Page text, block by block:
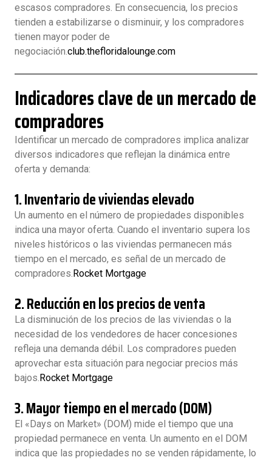
escasos compradores. En consecuencia, los precios
tienden a estabilizarse o disminuir, y los compradores
tienen mayor poder de
negociación.club.thefloridalounge.com
Indicadores clave de un mercado de
compradores
Identificar un mercado de compradores implica analizar
diversos indicadores que reflejan la dinámica entre
oferta y demanda:
1.Inventario de viviendas elevado
Un aumento en el número de propiedades disponibles
indica una mayor oferta. Cuando el inventario supera los
niveles históricos o las viviendas permanecen más
tiempo en el mercado, es señal de un mercado de
compradores. Rocket Mortgage
2.Reducción en los precios de venta
La disminución de los precios de las viviendas o la
necesidad de los vendedores de hacer concesiones
refleja una demanda débil. Los compradores pueden
aprovechar esta situación para negociar precios más
bajos. Rocket Mortgage
3.Mayor tiempo en el mercado (DOM)
El «Days on Market» (DOM) mide el tiempo que una
propiedad permanece en venta. Un aumento en el DOM
indica que las propiedades no se venden rápidamente, lo